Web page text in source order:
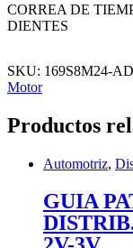
DIENTES
cantidad
CORREA DE
DIENTES
SKU: 169S8M24-
Motor
Productos
Automotriz,
GUIA